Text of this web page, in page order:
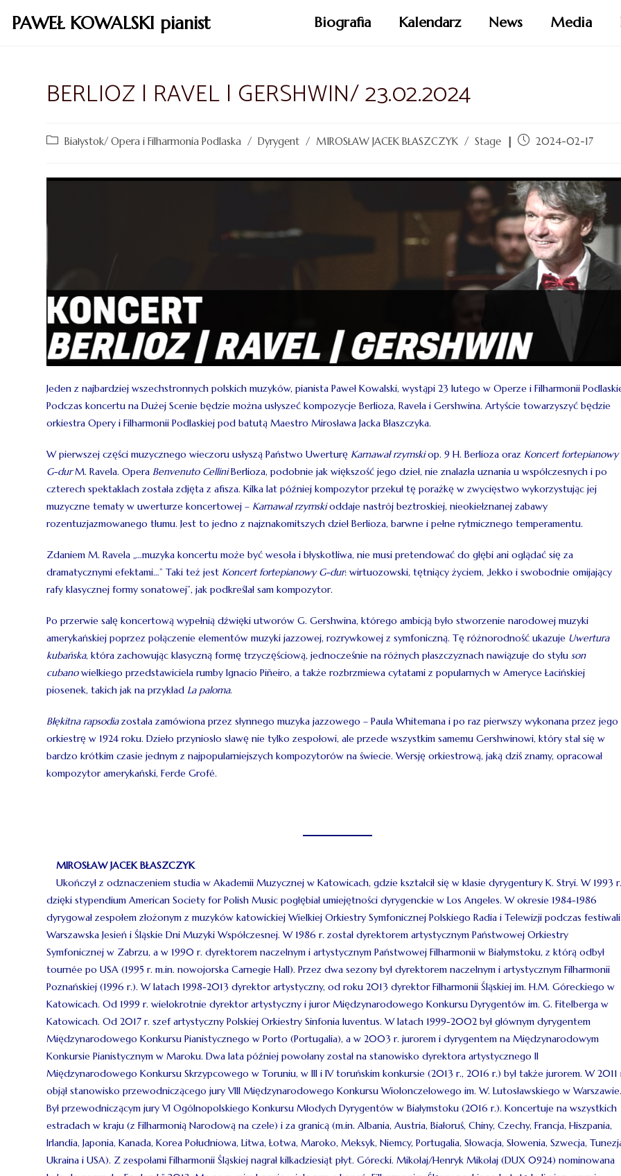
PAWEŁ KOWALSKI pianist Biografia Kalendarz News Media
BERLIOZ | RAVEL | GERSHWIN/ 23.02.2024
Białystok/ Opera i Filharmonia Podlaska / Dyrygent / MIROSŁAW JACEK BŁASZCZYK / Stage 2024-02-17
Jeden z najbardziej wszechstronnych polskich muzyków, pianista Paweł Kowalski, wystąpi 23 lutego w Operze i Filharmonii
Podczas koncertu na Dużej Scenie będzie można usłyszeć kompozycje Berlioza, Ravela i Gershwina. Artyście towarzyszyć będzie
orkiestra Opery i Filharmonii Podlaskiej pod batutą Maestro Mirosława Jacka Błaszczyka.
W pierwszej części muzycznego wieczoru usłyszą Państwo Uwerturę Karnawał rzymskiop. 9 H. Berlioza oraz Koncert fortepianowy
G-durM. Ravela. Opera Benvenuto CelliniBerlioza, podobnie jak większość jego dzieł, nie znalazła uznania u współczesnych i po
czterech spektaklach została zdjęta z afisza. Kilka lat później kompozytor przekuł tę porażkę w zwycięstwo wykorzystując jej
muzyczne tematy w uwerturze koncertowej – Karnawał rzymskioddaje nastrój beztroskiej, nieokiełznanej zabawy
rozentuzjazmowanego tłumu. Jest to jedno z najznakomitszych dzieł Berlioza, barwne i pełne rytmicznego temperamentu.
Zdaniem M. Ravela „…muzyka koncertu może być wesoła i błyskotliwa, nie musi pretendować do głębi ani oglądać się za
dramatycznymi efektami…” Taki też jest Koncert fortepianowy G-dur: wirtuozowski, tętniący życiem, „lekko i swobodnie omijający
rafy klasycznej formy sonatowej”, jak podkreślał sam kompozytor.
Po przerwie salę koncertową wypełnią dźwięki utworów G. Gershwina, którego ambicją było stworzenie narodowej muzyki
amerykańskiej poprzez połączenie elementów muzyki jazzowej, rozrywkowej z symfoniczną. Tę różnorodność ukazuje Uwertura
kubańska, która zachowując klasyczną formę trzyczęściową, jednocześnie na różnych płaszczyznach nawiązuje do styluson
cubanowielkiego przedstawiciela rumby Ignacio Piñeiro, a także rozbrzmiewa cytatami z popularnych w Ameryce Łacińskiej
piosenek, takich jak na przykład La paloma.
Błękitna rapsodiazostała zamówiona przez słynnego muzyka jazzowego – Paula Whitemana i po raz pierwszy wykonana przez jego
orkiestrę w 1924 roku. Dzieło przyniosło sławę nie tylko zespołowi, ale przede wszystkim samemu Gershwinowi, który stał się w
bardzo krótkim czasie jednym z najpopularniejszych kompozytorów na świecie. Wersję orkiestrową, jaką dziś znamy, opracował
kompozytor amerykański, Ferde Grofé.
MIROSŁAW JACEK BŁASZCZYK
Ukończył z odznaczeniem studia w Akademii Muzycznej w Katowicach, gdzie kształcił się w klasie dyrygentury K. Stryi. W 1993 r.
dzięki stypendium American Society for Polish Music pogłębiał umiejętności dyrygenckie w Los Angeles. W okresie 1984-1986
dyrygował zespołem złożonym z muzyków katowickiej Wielkiej Orkiestry Symfonicznej Polskiego Radia i Telewizji podczas
Warszawska Jesień i Śląskie Dni Muzyki Współczesnej. W 1986 r. został dyrektorem artystycznym Państwowej Orkiestry
Symfonicznej w Zabrzu, a w 1990 r. dyrektorem naczelnym i artystycznym Państwowej Filharmonii w Białymstoku, z którą odbył
tournée po USA (1995 r. m.in. nowojorska Carnegie Hall). Przez dwa sezony był dyrektorem naczelnym i artystycznym Filharmonii
Poznańskiej (1996 r.). W latach 1998-2013 dyrektor artystyczny, od roku 2013 dyrektor Filharmonii Śląskiej im. H.M. Góreckiego w
Katowicach. Od 1999 r. wielokrotnie dyrektor artystyczny i juror Międzynarodowego Konkursu Dyrygentów im. G. Fitelberga w
Katowicach. Od 2017 r. szef artystyczny Polskiej Orkiestry Sinfonia Iuventus. W latach 1999-2002 był głównym dyrygentem
Międzynarodowego Konkursu Pianistycznego w Porto (Portugalia), a w 2003 r. jurorem i dyrygentem na Międzynarodowym
Konkursie Pianistycznym w Maroku. Dwa lata później powołany został na stanowisko dyrektora artystycznego II
Międzynarodowego Konkursu Skrzypcowego w Toruniu, w III i IV toruńskim konkursie (2013 r., 2016 r.) był także jurorem. W 2011
objął stanowisko przewodniczącego jury VIII Międzynarodowego Konkursu Wiolonczelowego im. W. Lutosławskiego w Warszawie.
Był przewodniczącym jury VI Ogólnopolskiego Konkursu Młodych Dyrygentów w Białymstoku (2016 r.). Koncertuje na wszystkich
estradach w kraju (z Filharmonią Narodową na czele) i za granicą (m.in. Albania, Austria, Białoruś, Chiny, Czechy, Francja, Hiszpania,
Irlandia, Japonia, Kanada, Korea Południowa, Litwa, Łotwa, Maroko, Meksyk, Niemcy, Portugalia, Słowacja, Słowenia, Szwecja,
Ukraina i USA). Z zespołami Filharmonii Śląskiej nagrał kilkadziesiąt płyt. Górecki. Mikołaj/Henryk Mikołaj (DUX 0924) nominowana